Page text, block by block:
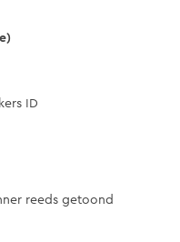
ID
reeds getoond